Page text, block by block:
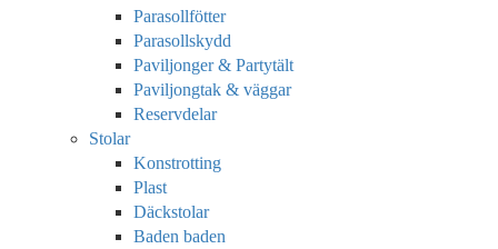
Parasollfötter
Parasollskydd
Paviljonger & Partytält
Paviljongtak & väggar
Reservdelar
Stolar
Konstrotting
Plast
Däckstolar
Baden baden